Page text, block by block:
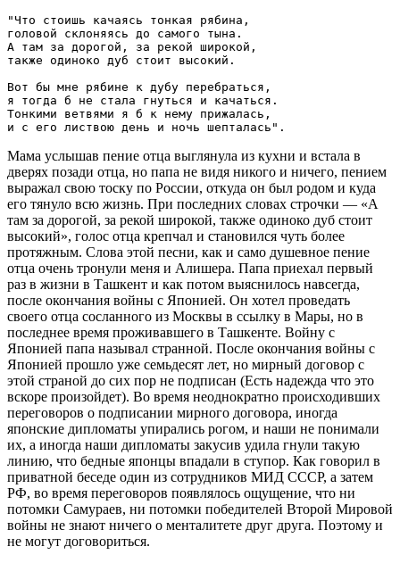
"Что стоишь качаясь тонкая рябина,
головой склоняясь до самого тына.
А там за дорогой, за рекой широкой,
также одиноко дуб стоит высокий.
Вот бы мне рябине к дубу перебраться,
я тогда б не стала гнуться и качаться.
Тонкими ветвями я б к нему прижалась,
Мама услышав пение отца выглянула из кухни и встала в
дверях позади отца, но папа не видя никого и ничего, пением
выражал свою тоску по России, откуда он был родом и куда
его тянуло всю жизнь. При последних словах строчки — «А
там за дорогой, за рекой широкой, также одиноко дуб стоит
высокий», голос отца крепчал и становился чуть более
протяжным. Слова этой песни, как и само душевное пение
отца очень тронули меня и Алишера. Папа приехал первый
раз в жизни в Ташкент и как потом выяснилось навсегда,
после окончания войны с Японией. Он хотел проведать
своего отца сосланного из Москвы в ссылку в Мары, но в
последнее время проживавшего в Ташкенте. Войну с
Японией папа называл странной. После окончания войны с
Японией прошло уже семьдесят лет, но мирный договор с
этой страной до сих пор не подписан (Есть надежда что это
вскоре произойдет). Во время неоднократно происходивших
переговоров о подписании мирного договора, иногда
японские дипломаты упирались рогом, и наши не понимали
их, а иногда наши дипломаты закусив удила гнули такую
линию, что бедные японцы впадали в ступор. Как говорил в
приватной беседе один из сотрудников МИД СССР, а затем
РФ, во время переговоров появлялось ощущение, что ни
потомки Самураев, ни потомки победителей Второй Мировой
войны не знают ничего о менталитете друг друга. Поэтому и
не могут договориться.